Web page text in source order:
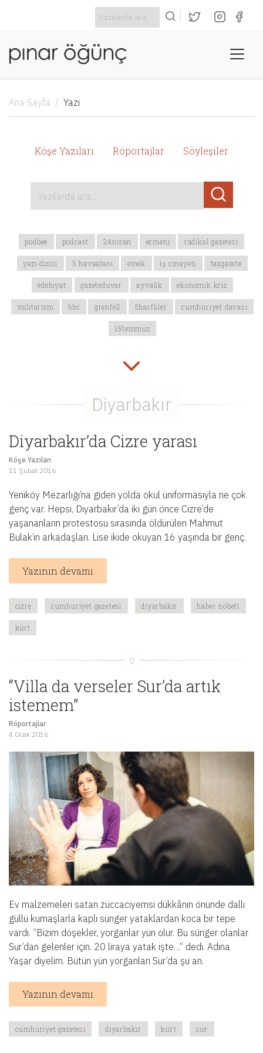
Ana Sayfa Yazı
Köşe Yazıları Röportajlar Söyleşiler
Yazılarda ara...
podbee podcast 24nisan ermeni radikal gazetesi
yazı dizisi 3 havaalanı emek iş cinayeti tazgazete
edebiyat gazeteduvar ayvalık ekonomik kriz
militarizm bbc grenfell 5harfliler cumhuriyet davası
15temmuz
Diyarbakır’da Cizre yarası
Köşe Yazıları
11 Şubat 2016
Yeniköy Mezarlığı’na giden yolda okul üniformasıyla ne çok
genç var. Hepsi, Diyarbakır’da iki gün önce Cizre’de
yaşananların protestosu sırasında öldürülen Mahmut
Bulak’ın arkadaşları. Lise ikide okuyan 16 yaşında bir genç.
Yazının devamı
cizre cumhuriyet gazetesi diyarbakır haber nöbeti
kürt
“Villa da verseler Sur’da artık
istemem”
Röportajlar
4 Ocak 2016
Ev malzemeleri satan züccaciyemsi dükkânın önünde dallı
güllü kumaşlarla kaplı sünger yataklardan koca bir tepe
vardı. “Bizim döşekler, yorganlar yün olur. Bu sünger olanlar
Sur’dan gelenler için. 20 liraya yatak işte…” dedi. Adına
Yaşar diyelim. Bütün yün yorganları Sur’da şu an.
Yazının devamı
cumhuriyet gazetesi diyarbakır kürt sur